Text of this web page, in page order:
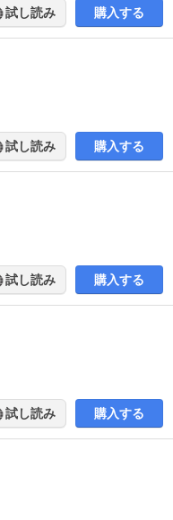
試し読み 購入する
試し読み 購入する
試し読み 購入する
試し読み 購入する